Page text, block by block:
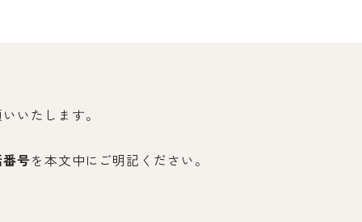
いたします。
号を本文中にご明記ください。